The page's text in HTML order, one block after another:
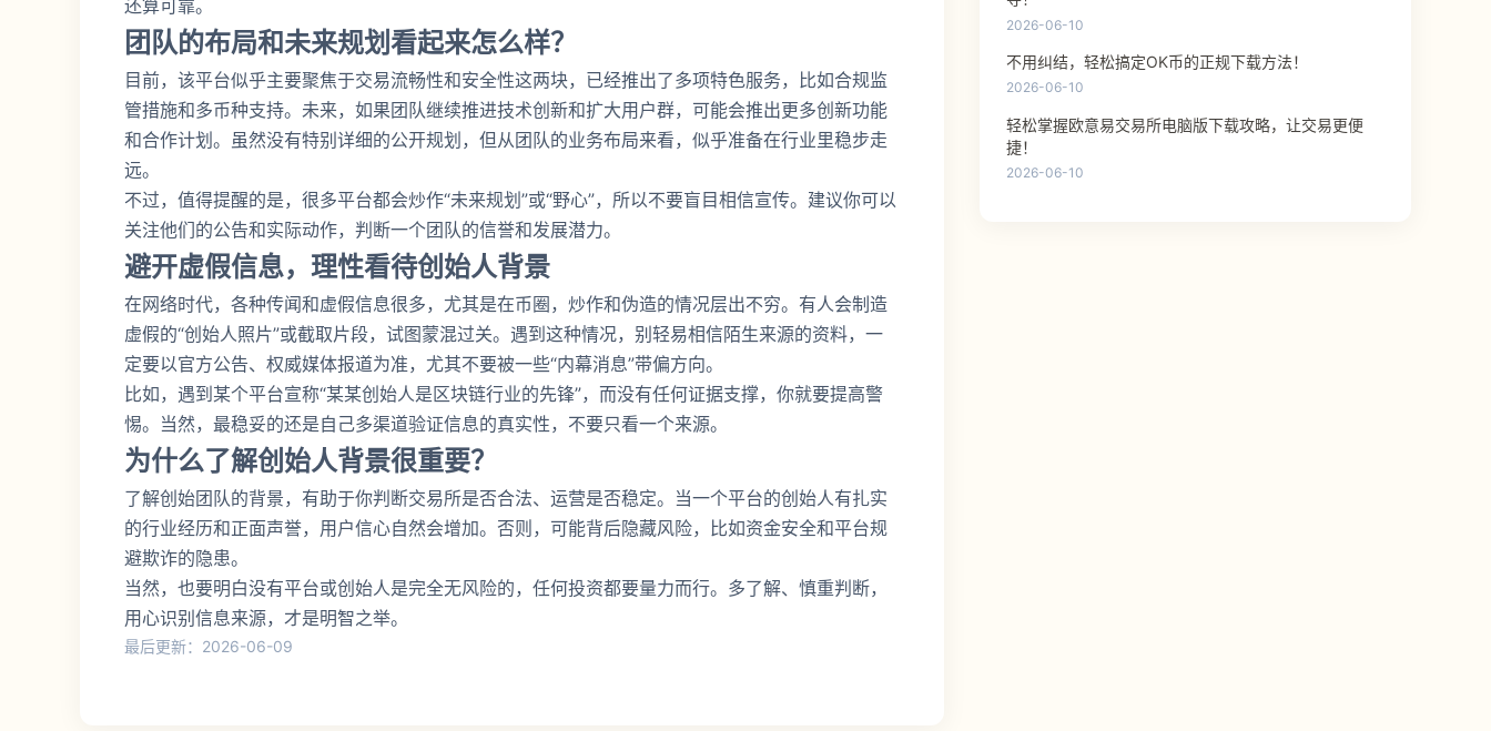
还算可靠。
团队的布局和未来规划看起来怎么样？
目前，该平台似乎主要聚焦于交易流畅性和安全性这两块，已经推出了多项特色服务，比如合规监
管措施和多币种支持。未来，如果团队继续推进技术创新和扩大用户群，可能会推出更多创新功能
和合作计划。虽然没有特别详细的公开规划，但从团队的业务布局来看，似乎准备在行业里稳步走
远。
不过，值得提醒的是，很多平台都会炒作“未来规划”或“野心”，所以不要盲目相信宣传。建议你可以
关注他们的公告和实际动作，判断一个团队的信誉和发展潜力。
避开虚假信息，理性看待创始人背景
在网络时代，各种传闻和虚假信息很多，尤其是在币圈，炒作和伪造的情况层出不穷。有人会制造
虚假的“创始人照片”或截取片段，试图蒙混过关。遇到这种情况，别轻易相信陌生来源的资料，一
定要以官方公告、权威媒体报道为准，尤其不要被一些“内幕消息”带偏方向。
比如，遇到某个平台宣称“某某创始人是区块链行业的先锋”，而没有任何证据支撑，你就要提高警
惕。当然，最稳妥的还是自己多渠道验证信息的真实性，不要只看一个来源。
为什么了解创始人背景很重要？
了解创始团队的背景，有助于你判断交易所是否合法、运营是否稳定。当一个平台的创始人有扎实
的行业经历和正面声誉，用户信心自然会增加。否则，可能背后隐藏风险，比如资金安全和平台规
避欺诈的隐患。
当然，也要明白没有平台或创始人是完全无风险的，任何投资都要量力而行。多了解、慎重判断，
用心识别信息来源，才是明智之举。
最后更新：2026-06-09
2026-06-10
不用纠结，轻松搞定OK币的正规下载方法！
2026-06-10
轻松掌握欧意易交易所电脑版下载攻略，让交易更便
捷！
2026-06-10